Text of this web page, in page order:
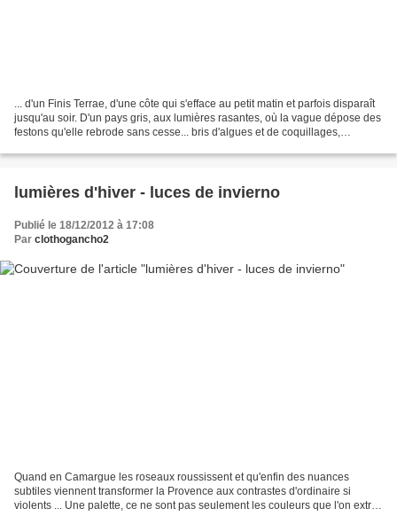
... d'un Finis Terrae, d'une côte qui s'efface au petit matin et parfois disparaît
jusqu'au soir. D'un pays gris, aux lumières rasantes, où la vague dépose des
festons qu'elle rebrode sans cesse... bris d'algues et de coquillages,
lumières d'hiver - luces de invierno
Publié le 18/12/2012 à 17:08
Par clothogancho2
Quand en Camargue les roseaux roussissent et qu'enfin des nuances
subtiles viennent transformer la Provence aux contrastes d'ordinaire si
violents ... Une palette, ce ne sont pas seulement les couleurs que l'on extrait